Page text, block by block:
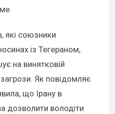
які союзники
із Тегераном,
на винятковій
загрози. Як повідомляє
що Ірану в
дозволити володіти